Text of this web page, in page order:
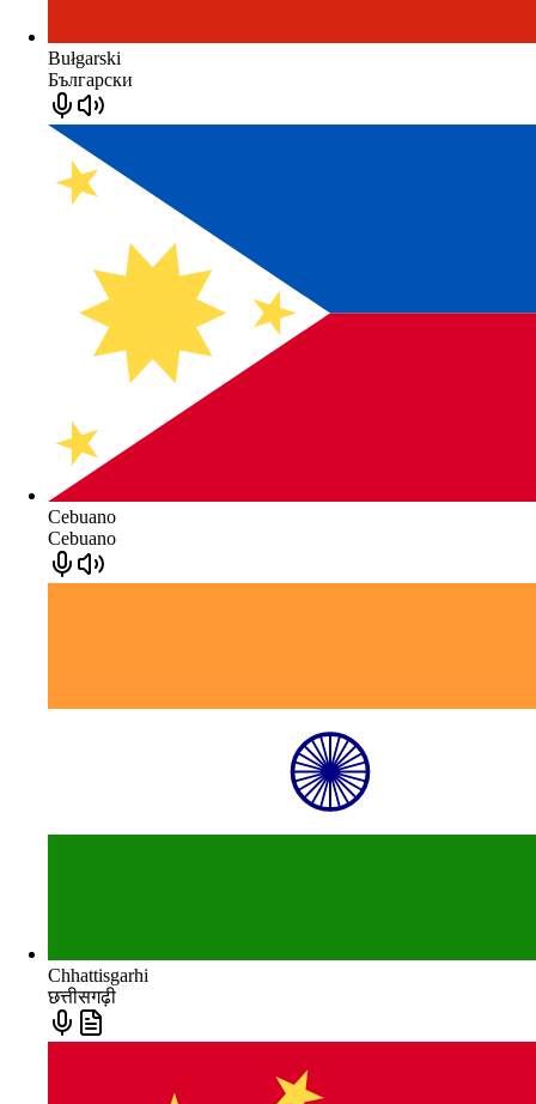
Bułgarski
Български
Cebuano
Cebuano
Chhattisgarhi
छत्तीसगढ़ी